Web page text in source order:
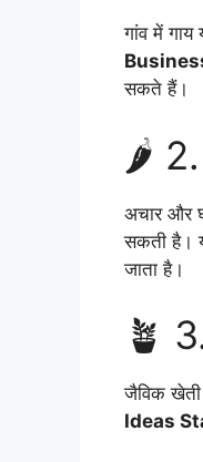
गांव में
सकते हैं।
🌶️ 2.
अचार और
सकती है।
जाता है।
🪴
जैविक खेती
Ideas